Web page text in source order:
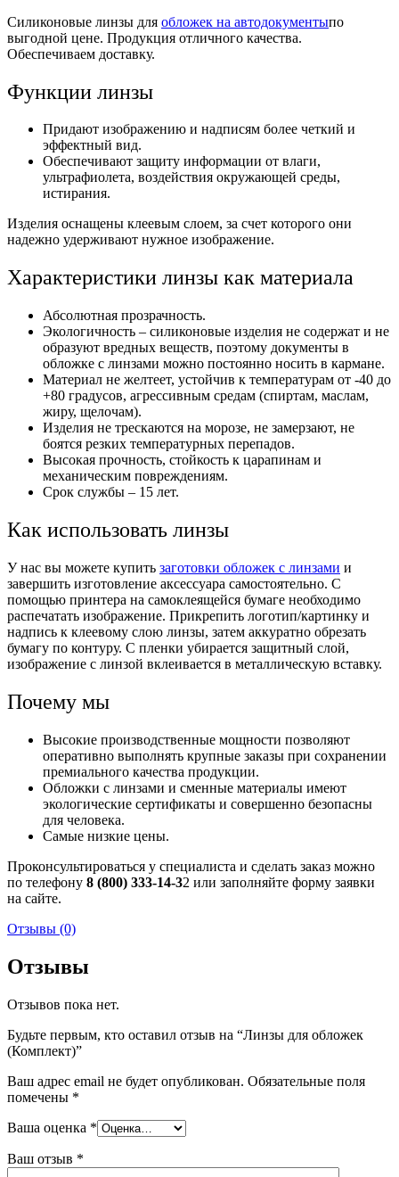
Силиконовые линзы для обложек на автодокументыпо
выгодной цене. Продукция отличного качества.
Обеспечиваем доставку.
Функции линзы
Придают изображению и надписям более четкий и
эффектный вид.
Обеспечивают защиту информации от влаги,
ультрафиолета, воздействия окружающей среды,
истирания.
Изделия оснащены клеевым слоем, за счет которого они
надежно удерживают нужное изображение.
Характеристики линзы как материала
Абсолютная прозрачность.
Экологичность – силиконовые изделия не содержат и не
образуют вредных веществ, поэтому документы в
обложке с линзами можно постоянно носить в кармане.
Материал не желтеет, устойчив к температурам от -40 до
+80 градусов, агрессивным средам (спиртам, маслам,
жиру, щелочам).
Изделия не трескаются на морозе, не замерзают, не
боятся резких температурных перепадов.
Высокая прочность, стойкость к царапинам и
механическим повреждениям.
Срок службы – 15 лет.
Как использовать линзы
У нас вы можете купить заготовки обложек с линзами и
завершить изготовление аксессуара самостоятельно. С
помощью принтера на самоклеящейся бумаге необходимо
распечатать изображение. Прикрепить логотип/картинку и
надпись к клеевому слою линзы, затем аккуратно обрезать
бумагу по контуру. С пленки убирается защитный слой,
изображение с линзой вклеивается в металлическую вставку.
Почему мы
Высокие производственные мощности позволяют
оперативно выполнять крупные заказы при сохранении
премиального качества продукции.
Обложки с линзами и сменные материалы имеют
экологические сертификаты и совершенно безопасны
для человека.
Самые низкие цены.
Проконсультироваться у специалиста и сделать заказ можно
по телефону 8 (800) 333-14-32 или заполняйте форму заявки
на сайте.
Отзывы (0)
Отзывы
Отзывов пока нет.
Будьте первым, кто оставил отзыв на “Линзы для обложек
(Комплект)”
Ваш адрес email не будет опубликован. Обязательные поля
помечены *
Ваша оценка *
Ваш отзыв *